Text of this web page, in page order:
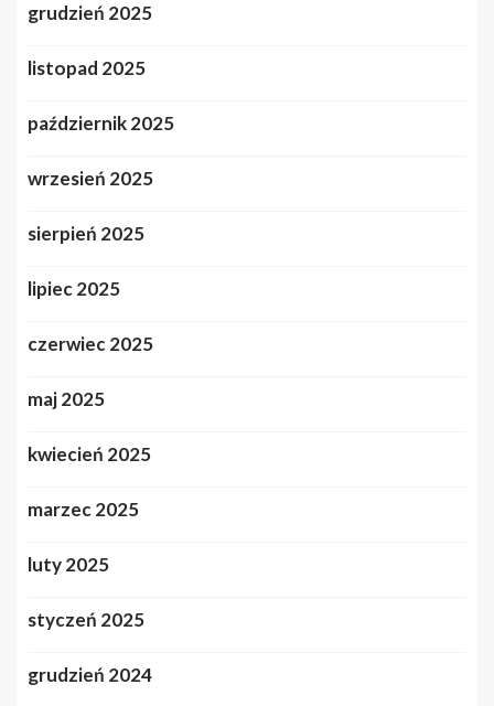
grudzień 2025
listopad 2025
październik 2025
wrzesień 2025
sierpień 2025
lipiec 2025
czerwiec 2025
maj 2025
kwiecień 2025
marzec 2025
luty 2025
styczeń 2025
grudzień 2024